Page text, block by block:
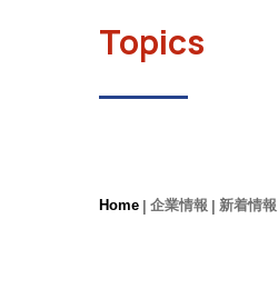
Home 企業情報 新着情報
Topics